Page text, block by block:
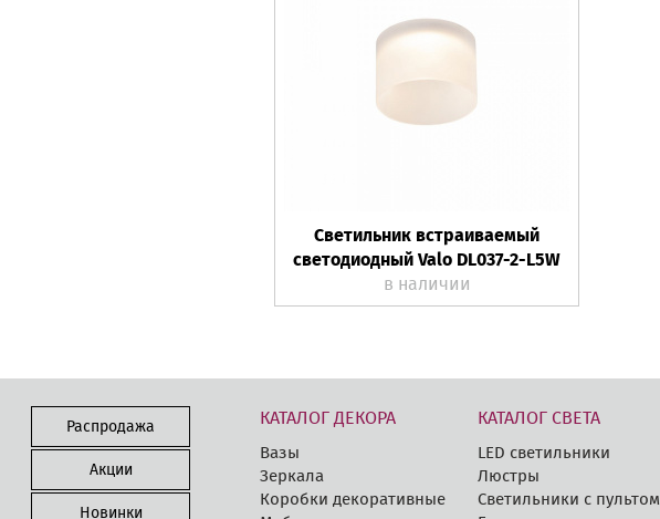
Светильник встраиваемый
светодиодный Valo DL037-2-L5W
в наличии
Распродажа
Акции
Новинки
КАТАЛОГ ДЕКОРА
Вазы
Зеркала
Коробки декоративные
КАТАЛОГ СВЕТА
LED cветильники
Люстры
Светильники с пультом